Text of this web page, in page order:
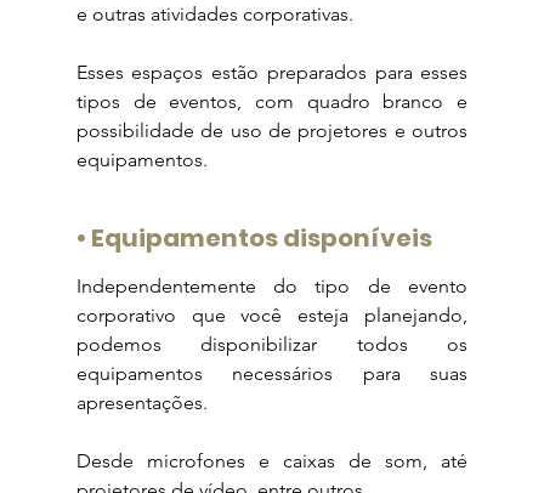
e outras atividades corporativas.
Esses espaços estão preparados para esses
tipos de eventos, com quadro branco e
possibilidade de uso de projetores e outros
equipamentos.
• Equipamentos disponíveis
Independentemente do tipo de evento
corporativo que você esteja planejando,
podemos disponibilizar todos os
equipamentos necessários para suas
apresentações.
Desde microfones e caixas de som, até